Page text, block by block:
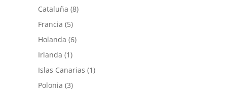
Cataluña (8)
Francia (5)
Holanda (6)
Irlanda (1)
Islas Canarias (1)
Polonia (3)